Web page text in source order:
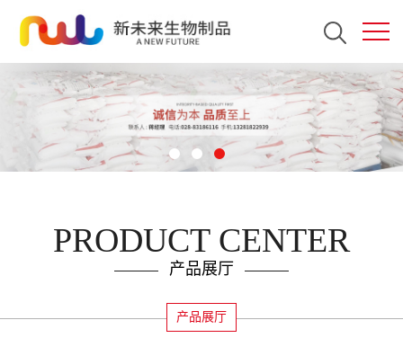
PRODUCT CENTER
产品展厅
产品展厅